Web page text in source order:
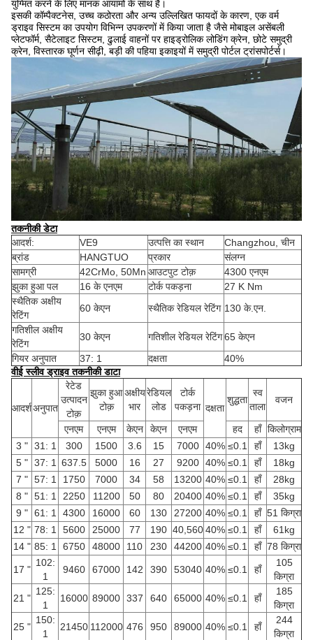
युग्मित करने के लिए मानक आयामों के साथ है।
इसकी कॉम्पैक्टनेस, उच्च कठोरता और अन्य उल्लिखित फायदों के कारण, एक वर्म
ड्राइव सिस्टम का उपयोग विभिन्न उपकरणों में किया जाता है जैसे मोबाइल असेंबली
प्लेटफॉर्म, सैटेलाइट सिस्टम, ढुलाई वाहनों पर हाइड्रोलिक लोडिंग क्रेन, छोटे समुद्री
क्रेन, विस्तारक घूर्णन सीढ़ी, बड़ी की पहिया इकाइयों में समुद्री पोर्टल ट्रांसपोर्टर्स।
तकनीकी डेटा
आदर्श:
VE9 उत्पत्ति का स्थान
Changzhou, चीन
ब्रांड
HANGTUO प्रकार
संलग्न
सामग्री
42CrMo, 50Mn आउटपुट टोक़
4300 एनएम
झुका हुआ पल
16 के एनएम टोर्क पकड़ना
27 K Nm
स्थैतिक अक्षीय
रेटिंग
60 केएन स्थैतिक रेडियल रेटिंग 130 के.एन.
गतिशील अक्षीय
रेटिंग
30 केएन गतिशील रेडियल रेटिंग65 केएन
गियर अनुपात
37: 1 दक्षता
40%
वीई स्लीव ड्राइव तकनीकी डाटा
आदर्शअनुपात
रेटेड
उत्पादन
टोक़
झुका हुआ
टोक़
अक्षीय
भार
रेडियल
लोड
टोर्क
पकड़ना दक्षता
शुद्धता
स्व
ताला
वजन
एनएम एनएम केएन केएन एनएम हद हाँ किलोग्राम
3 " 31: 1 300 1500 3.6 15 7000 40% ≤0.1 हाँ
13kg
5 " 37: 1 637.5 5000 16 27 9200 40% ≤0.1 हाँ
18kg
7 " 57: 1 1750 7000 34 58 13200 40% ≤0.1 हाँ
28kg
8 " 51: 1 2250 11200 50 80 20400 40% ≤0.1 हाँ
35kg
9 " 61: 1 4300 16000 60 130 27200 40% ≤0.1 हाँ 51 किग्रा
12 " 78: 1 5600 25000 77 190 40,560 40% ≤0.1 हाँ
61kg
14 " 85: 1 6750 48000 110 230 44200 40% ≤0.1 हाँ 78 किग्रा
17 "
102:
1
9460 67000 142 390 53040 40% ≤0.1 हाँ
105
किग्रा
21 "
125:
1
16000 89000 337 640 65000 40% ≤0.1 हाँ
185
किग्रा
25 "
150:
1
21450 112000 476 950 89000 40% ≤0.1 हाँ
244
किग्रा